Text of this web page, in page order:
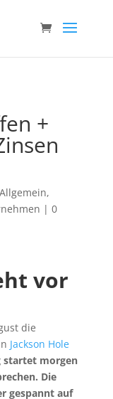
+
Allgemein,
| 0
vor
die
Jackson Hole
startet morgen
Die
gespannt auf